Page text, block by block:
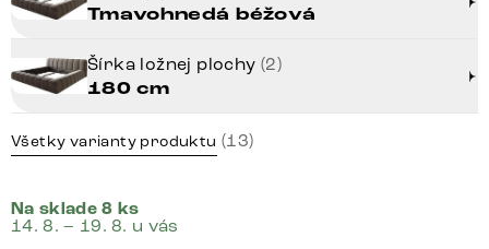
Tmavohnedá béžová
Šírka ložnej plochy (2)
180 cm
Všetky varianty produktu (13)
Na sklade 8 ks
14. 8. – 19. 8. u vás